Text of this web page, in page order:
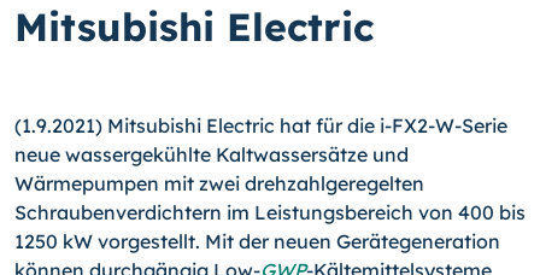
Mitsubishi Electric
(1.9.2021) Mitsubishi Electric hat für die i-FX2-W-Serie
neue wassergekühlte Kaltwassersätze und
Wärmepumpen mit zwei drehzahlgeregelten
Schraubenverdichtern im Leistungsbereich von 400 bis
1250 kW vorgestellt. Mit der neuen Gerätegeneration